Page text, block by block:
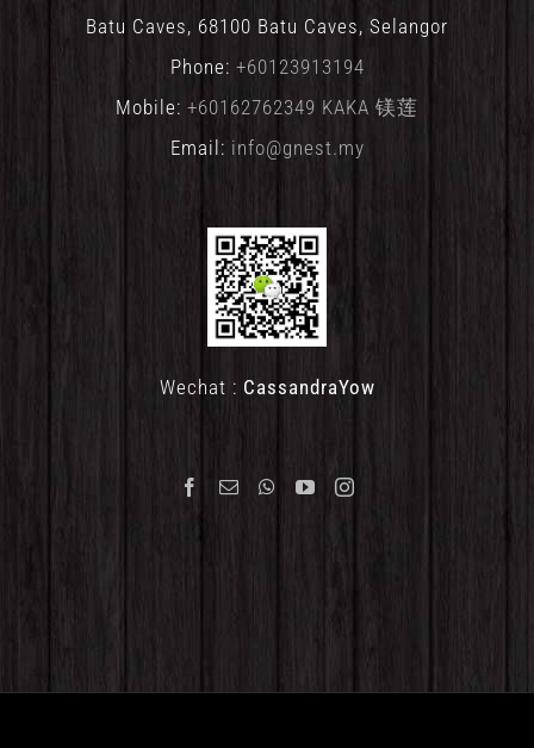
Batu Caves, 68100 Batu Caves, Selangor
Phone: +60123913194
Mobile: +60162762349 KAKA 镁莲
Email: info@gnest.my
Wechat : CassandraYow